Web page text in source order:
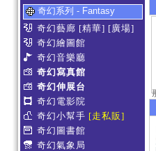
奇幻系列 - Fantasy
奇幻藝廊 [精華] [廣場]
奇幻繪圖館
奇幻音樂廳
奇幻寫真館
奇幻伸展台
奇幻電影院
奇幻小幫手 [走私販]
奇幻圖書館
奇幻氣象局